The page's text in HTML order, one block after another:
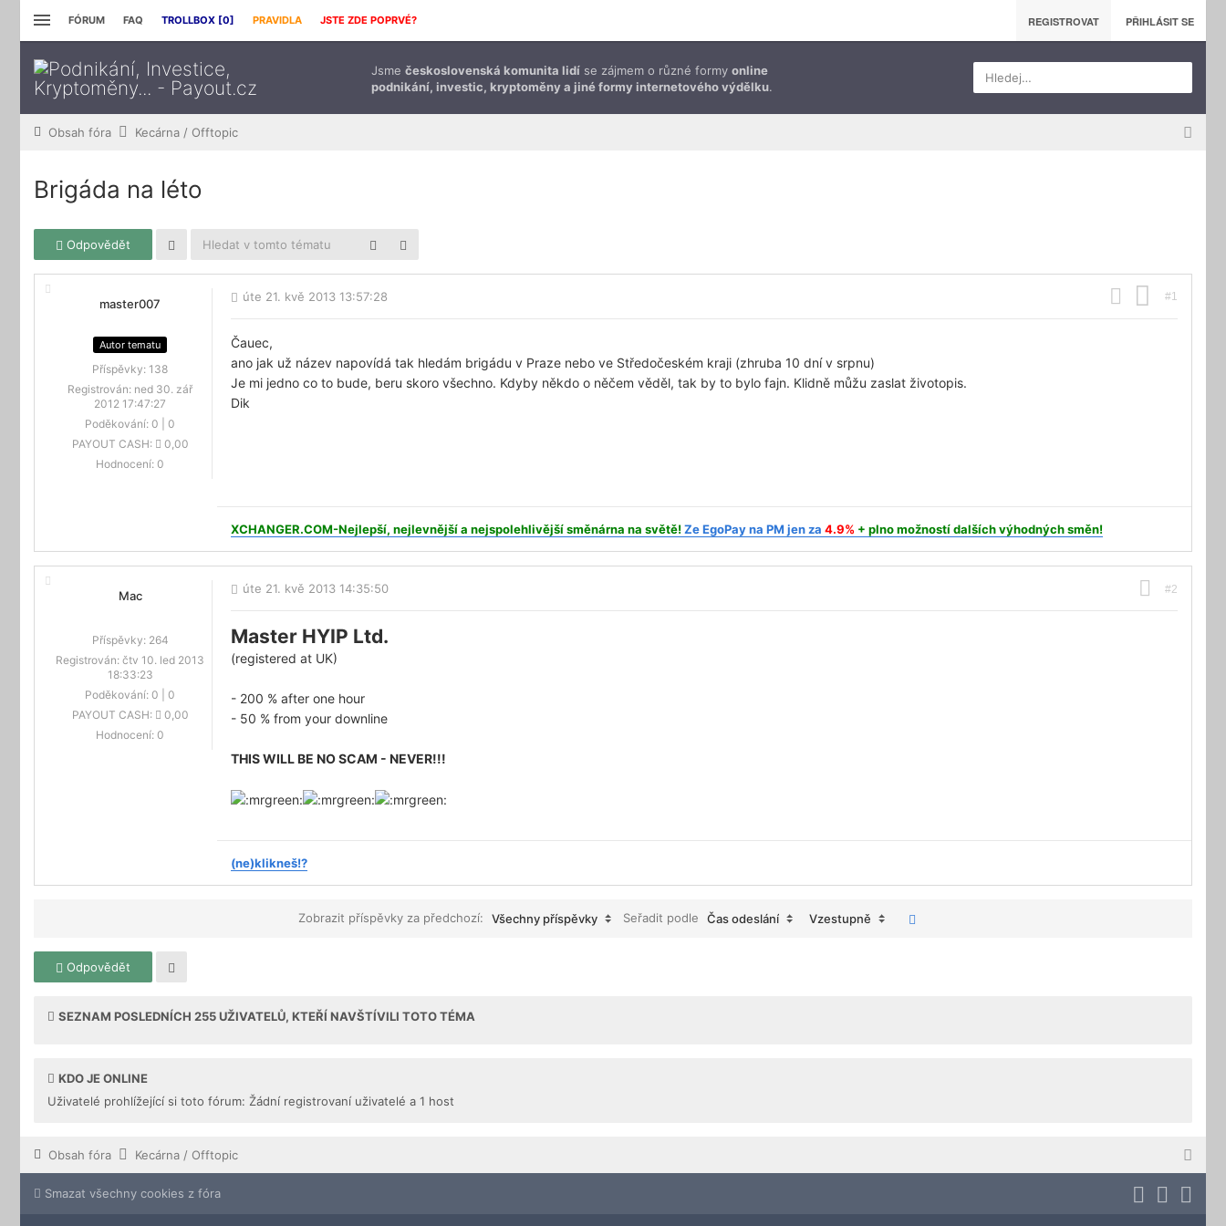
FÓRUM FAQ TROLLBOX [0] PRAVIDLA JSTE ZDE POPRVÉ? REGISTROVAT PŘIHLÁSIT SE
Jsme československá komunita lidí se zájmem o různé formy online
podnikání, investic, kryptoměny a jiné formy internetového výdělku.
Hledej…
Obsah fóra Kecárna / Offtopic
Brigáda na léto
Odpovědět
master007
Autor tematu
Příspěvky: 138
Registrován: ned 30. zář
2012 17:47:27
Poděkování: 0
0
PAYOUT CASH:
0,00
Hodnocení: 0
#1
úte 21. kvě 2013 13:57:28
Čauec,
ano jak už název napovídá tak hledám brigádu v Praze nebo ve Středočeském kraji (zhruba 10 dní v srpnu)
Je mi jedno co to bude, beru skoro všechno. Kdyby někdo o něčem věděl, tak by to bylo fajn. Klidně můžu zaslat životopis.
Dik
XCHANGER.COM-Nejlepší, nejlevnější a nejspolehlivější směnárna na světě!Ze EgoPay na PM jen za 4.9% + plno možností dalších výhodných směn!
Mac
Příspěvky: 264
Registrován: čtv 10. led 2013
18:33:23
Poděkování: 0
0
PAYOUT CASH:
0,00
Hodnocení: 0
#2
úte 21. kvě 2013 14:35:50
Master HYIP Ltd.
(registered at UK)
- 200 % after one hour
- 50 % from your downline
THIS WILL BE NO SCAM - NEVER!!!
(ne)klikneš!?
Zobrazit příspěvky za předchozí: Všechny příspěvky Seřadit podle Čas odeslání Vzestupně
Odpovědět
SEZNAM POSLEDNÍCH 255UŽIVATELŮ, KTEŘÍ NAVŠTÍVILI TOTO TÉMA
KDO JE ONLINE
Uživatelé prohlížející si toto fórum: Žádní registrovaní uživatelé a 1 host
Obsah fóra Kecárna / Offtopic
Smazat všechny cookies z fóra